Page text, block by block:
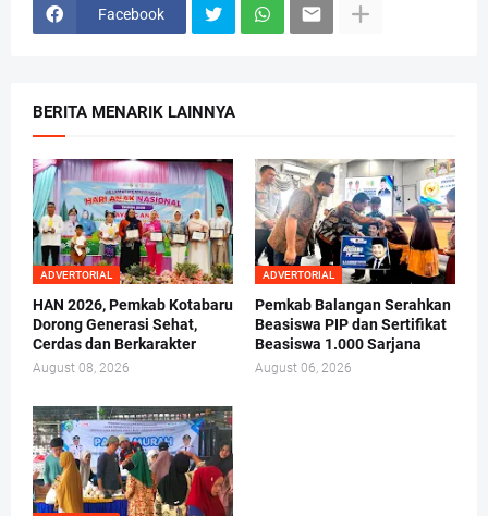
Facebook
BERITA MENARIK LAINNYA
ADVERTORIAL
HAN 2026, Pemkab Kotabaru
Dorong Generasi Sehat,
Cerdas dan Berkarakter
August 08, 2026
ADVERTORIAL
Pemkab Balangan Serahkan
Beasiswa PIP dan Sertifikat
Beasiswa 1.000 Sarjana
August 06, 2026